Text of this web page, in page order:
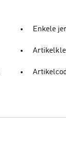
Enkele